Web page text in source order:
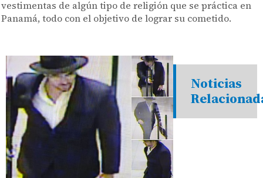
vestimentas de algún tipo de religión que se práctica en
Panamá, todo con el objetivo de lograr su cometido.
Noticias